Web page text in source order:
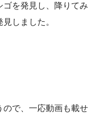
を発見し、降りてみ
見しました。
で、一応動画も載せ